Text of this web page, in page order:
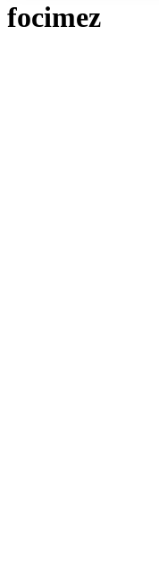
focimez